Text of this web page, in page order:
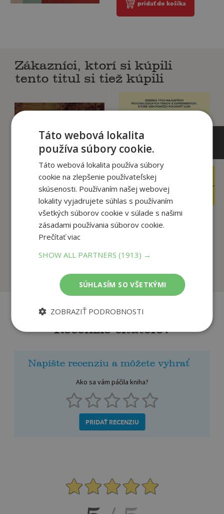
pridať do košíka
Zákazníci, ktorí si kúpili
tento titul si tiež kúpili
13,99€
4,95
Kľúč
Recenzie čitateľov
Napíšte recenziu a môžete vyhrať
Ako sa vám páčila kniha?
PRIDAŤ RECENZIU
Táto webová lokalita
používa súbory cookie.
Táto webová lokalita používa súbory
cookie na zlepšenie používateľskej
skúsenosti. Používaním našej webovej
lokality vyjadrujete súhlas s používaním
všetkých súborov cookie v súlade s našimi
zásadami používania súborov cookie.
Prečítať viac
SHOW ALL PARTNERS(1913) →
SÚHLASÍM SO VŠETKÝMI
ZOBRAZIŤ PODROBNOSTI